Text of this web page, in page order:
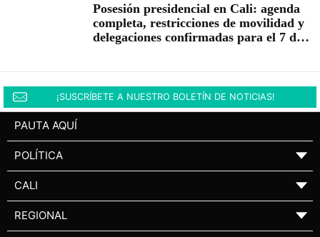
Posesión presidencial en Cali: agenda
completa, restricciones de movilidad y
delegaciones confirmadas para el 7 de
¡SUSCRÍBETE A NUESTRO BOLETÍN DE NOTICIAS!
PAUTA AQUÍ
POLÍTICA ▼
CALI ▼
REGIONAL ▼